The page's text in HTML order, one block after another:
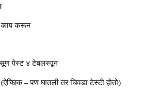
काप करून
पेस्ट ४ टेबलस्पून
(ऐच्छिक–पण घातली तर चिवडा टेस्टी होतो)